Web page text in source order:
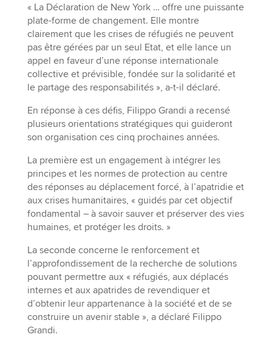
« La Déclaration de New York … offre une puissante
plate-forme de changement. Elle montre
clairement que les crises de réfugiés ne peuvent
pas être gérées par un seul Etat, et elle lance un
appel en faveur d’une réponse internationale
collective et prévisible, fondée sur la solidarité et
le partage des responsabilités », a-t-il déclaré.
En réponse à ces défis, Filippo Grandi a recensé
plusieurs orientations stratégiques qui guideront
son organisation ces cinq prochaines années.
La première est un engagement à intégrer les
principes et les normes de protection au centre
des réponses au déplacement forcé, à l’apatridie et
aux crises humanitaires, « guidés par cet objectif
fondamental – à savoir sauver et préserver des vies
humaines, et protéger les droits. »
La seconde concerne le renforcement et
l’approfondissement de la recherche de solutions
pouvant permettre aux « réfugiés, aux déplacés
internes et aux apatrides de revendiquer et
d’obtenir leur appartenance à la société et de se
construire un avenir stable », a déclaré Filippo
Grandi.